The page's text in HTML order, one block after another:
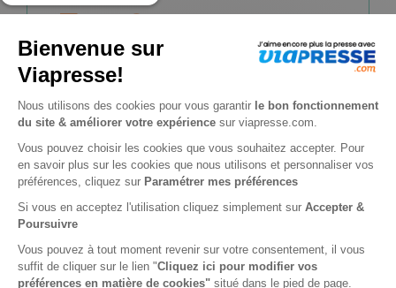
25€46
Renouvellement à date d’anniversaire
-50%
Abonnement Durée libre
Papier + Version digitale offerte
2€25 Tarif Kiosque :4€50
Prix par n° pendant 6 mois, puis 4,10 € par n°